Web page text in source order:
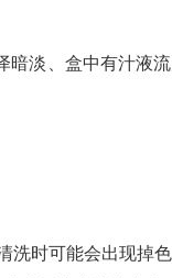
暗淡、盒中有汁液
洗时可能会出现掉